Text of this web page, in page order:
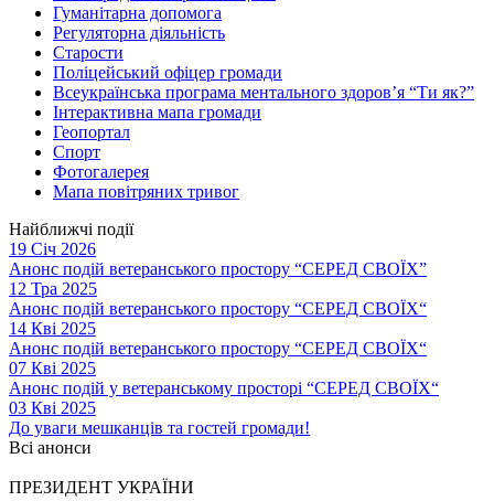
Гуманітарна допомога
Регуляторна діяльність
Старости
Поліцейський офіцер громади
Всеукраїнська програма ментального здоров’я “Ти як?”
Інтерактивна мапа громади
Геопортал
Спорт
Фотогалерея
Мапа повітряних тривог
Найближчі події
19 Січ 2026
Анонс подій ветеранського простору “СЕРЕД СВОЇХ”
12 Тра 2025
Анонс подій ветеранського простору “СЕРЕД СВОЇХ“
14 Кві 2025
Анонс подій ветеранського простору “СЕРЕД СВОЇХ“
07 Кві 2025
Анонс подій у ветеранському просторі “СЕРЕД СВОЇХ“
03 Кві 2025
До уваги мешканців та гостей громади!
Всі анонси
ПРЕЗИДЕНТ УКРАЇНИ